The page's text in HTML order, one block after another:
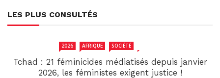
LES PLUS CONSULTÉS
2026 AFRIQUE SOCIÉTÉ
Tchad : 21 féminicides médiatisés depuis janvier
2026, les féministes exigent justice !